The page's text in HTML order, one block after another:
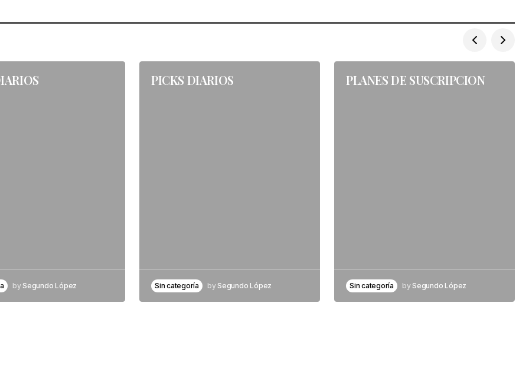
bySegundo López
PICKS DIARIOS
Sin categoría bySegundo López
PLANES DE SUSCRIPCION
Sin categoría bySegundo López